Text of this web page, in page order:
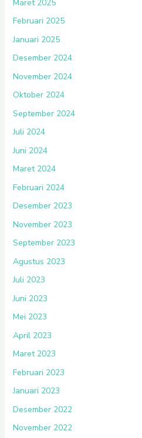
Maret 2025
Februari 2025
Januari 2025
Desember 2024
November 2024
Oktober 2024
September 2024
Juli 2024
Juni 2024
Maret 2024
Februari 2024
Desember 2023
November 2023
September 2023
Agustus 2023
Juli 2023
Juni 2023
Mei 2023
April 2023
Maret 2023
Februari 2023
Januari 2023
Desember 2022
November 2022